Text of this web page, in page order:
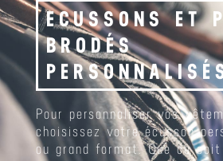
ECUSSONS ET
BRODÉS
Pour personnaliser vos
choisissez votre écusson
ou grand format. Que ce